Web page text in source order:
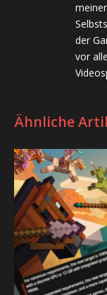
der
vor
Ähnliche